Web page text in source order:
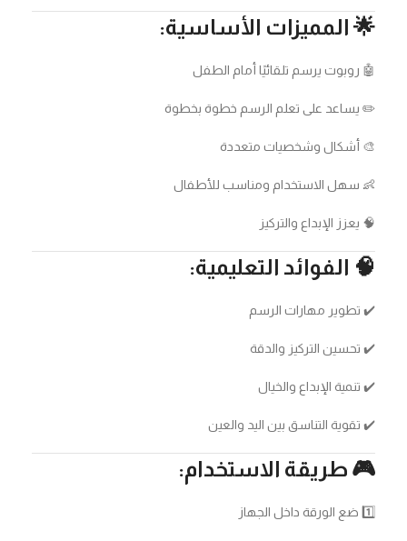
🌟 المميزات الأساسية:
🤖 روبوت يرسم تلقائيًا أمام الطفل
✏️ يساعد على تعلم الرسم خطوة بخطوة
🎨 أشكال وشخصيات متعددة
👶 سهل الاستخدام ومناسب للأطفال
🧠 يعزز الإبداع والتركيز
🧠 الفوائد التعليمية:
✔️ تطوير مهارات الرسم
✔️ تحسين التركيز والدقة
✔️ تنمية الإبداع والخيال
✔️ تقوية التناسق بين اليد والعين
🎮 طريقة الاستخدام:
1️⃣ ضع الورقة داخل الجهاز